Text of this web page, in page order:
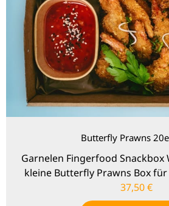
Butterfly Prawns
Garnelen Fingerfood
kleine Butterfly Prawns Box für
37,50€